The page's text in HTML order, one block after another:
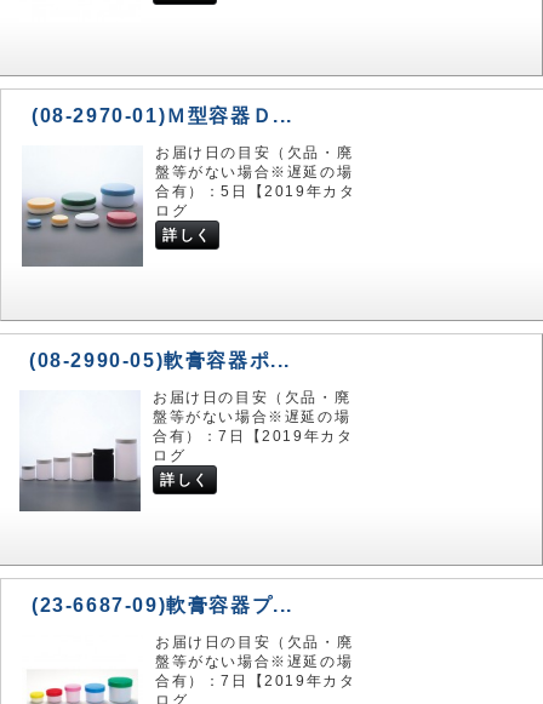
(08-2970-01)Ｍ型容器Ｄ...
お届け日の目安（欠品・廃
盤等がない場合※遅延の場
合有）：5日【2019年カタ
ログ
詳しく
(08-2990-05)軟膏容器ポ...
お届け日の目安（欠品・廃
盤等がない場合※遅延の場
合有）：7日【2019年カタ
ログ
詳しく
(23-6687-09)軟膏容器プ...
お届け日の目安（欠品・廃
盤等がない場合※遅延の場
合有）：7日【2019年カタ